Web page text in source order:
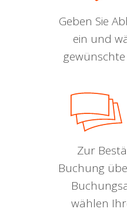
Geben Sie
ein und
Zur
Buchung
wählen